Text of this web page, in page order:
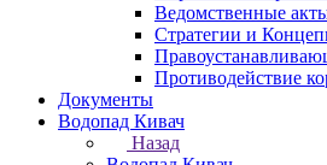
Ведомственные
Стратегии и
Противодействие
Документы
Водопад Кивач
Назад